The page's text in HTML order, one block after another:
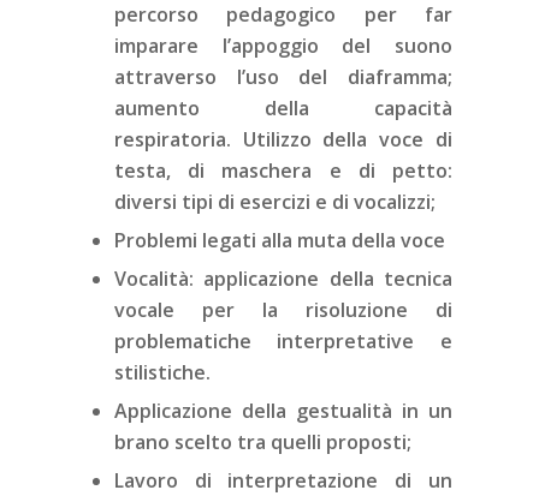
percorso pedagogico per far
imparare l’appoggio del suono
attraverso l’uso del diaframma;
aumento della capacità
respiratoria. Utilizzo della voce di
testa, di maschera e di petto:
diversi tipi di esercizi e di vocalizzi;
Problemi legati alla muta della voce
Vocalità: applicazione della tecnica
vocale per la risoluzione di
problematiche interpretative e
stilistiche.
Applicazione della gestualità in un
brano scelto tra quelli proposti;
Lavoro di interpretazione di un